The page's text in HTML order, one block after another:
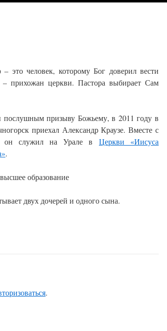
– это человек, которому Бог доверил вести
– прихожан церкви. Пастора выбирает Сам
послушным призыву Божьему, в 2011 году в
приехал Александр Краузе. Вместе с
он служил на Урале в Церкви «Иисуса
.
образование
двух дочерей и одного сына.
.